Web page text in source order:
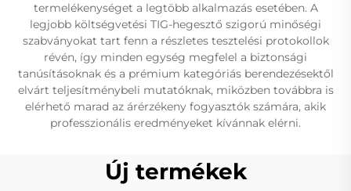
termelékenységet a legtöbb alkalmazás esetében. A
legjobb költségvetési TIG-hegesztő szigorú minőségi
szabványokat tart fenn a részletes tesztelési protokollok
révén, így minden egység megfelel a biztonsági
tanúsításoknak és a prémium kategóriás berendezésektől
elvárt teljesítménybeli mutatóknak, miközben továbbra is
elérhető marad az árérzékeny fogyasztók számára, akik
professzionális eredményeket kívánnak elérni.
Új termékek